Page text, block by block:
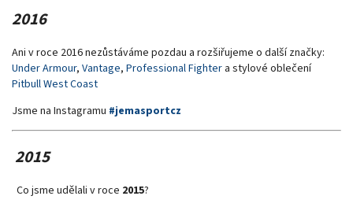
2016
Ani v roce 2016 nezůstáváme pozdau a rozšiřujeme o další značky:
Under Armour, Vantage, Professional Fighter a stylové oblečení
Pitbull West Coast
Jsme na Instagramu #jemasportcz
2015
Co jsme udělali v roce 2015?